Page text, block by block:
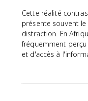
Cette réalité
présente souvent
distraction. En
fréquemment
et d'accès à